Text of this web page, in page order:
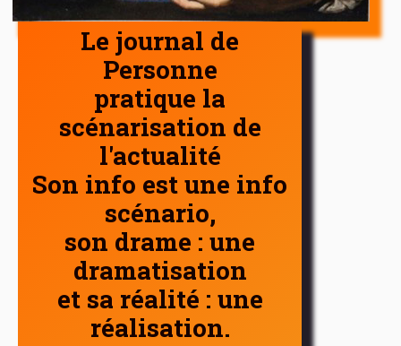
Le journal de
Personne
pratique la
scénarisation de
l'actualité
Son info est une info
scénario,
son drame : une
dramatisation
et sa réalité : une
réalisation.